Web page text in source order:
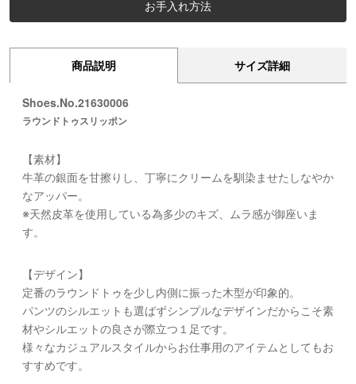
お手入れ方法
商品説明 サイズ詳細
Shoes.No.21630006
ラウンドトゥスリッポン
【素材】
牛革の銀面を甘擦りし、丁寧にクリームを馴染ませたしなやか
なアッパー。
※天然皮革を使用している為多少のキズ、ムラ感が御座いま
す。
【デザイン】
定番のラウンドトゥを少し内側に振った木型が印象的。
パンツのシルエットも選ばずシンプルなデザインだからこそ素
材やシルエットの良さが際立つ１足です。
様々なカジュアルスタイルからお仕事用のアイテムとしてもお
すすめです。